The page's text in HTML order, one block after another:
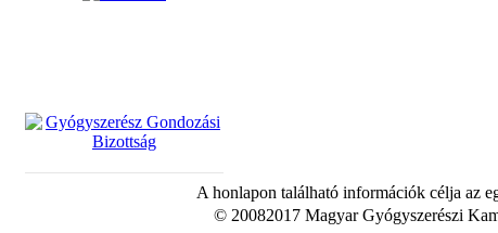
A honlapon található információk célja az
© 20082017 Magyar Gyógyszerészi